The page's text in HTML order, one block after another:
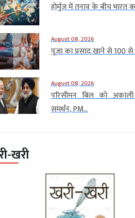
होर्मुज में तनाव के बीच भारत
August 08, 2026
पूजा का प्रसाद खाने से 100
August 08, 2026
परिसीमन बिल को
समर्थन, PM...
खरी